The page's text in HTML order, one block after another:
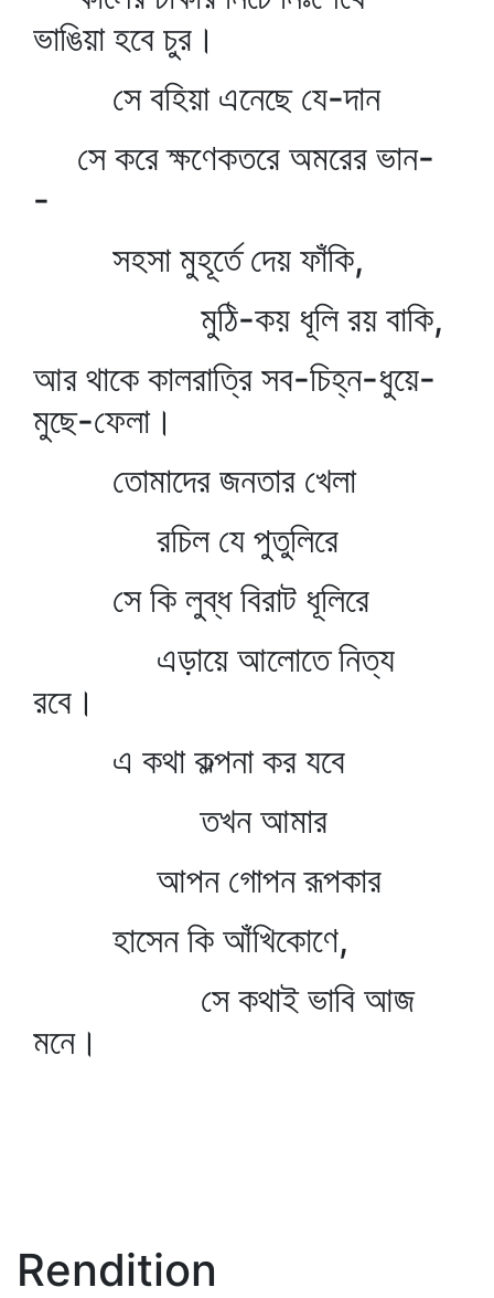
ভাঙিয়া হবে চুর।
সে বহিয়া এনেছে যে-দান
সে করে ক্ষণেকতরে অমরের ভান-
-
সহসা মুহূর্তে দেয় ফাঁকি,
মুঠি-কয় ধূলি রয় বাকি,
আর থাকে কালরাত্রি সব-চিহ্ন-ধুয়ে-
মুছে-ফেলা।
তোমাদের জনতার খেলা
রচিল যে পুতুলিরে
সে কি লুব্ধ বিরাট ধূলিরে
এড়ায়ে আলোতে নিত্য
রবে।
এ কথা কল্পনা কর যবে
তখন আমার
আপন গোপন রূপকার
হাসেন কি আঁখিকোণে,
সে কথাই ভাবি আজ
মনে।
Rendition